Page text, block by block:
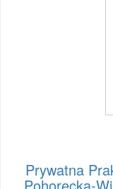
Prywatna